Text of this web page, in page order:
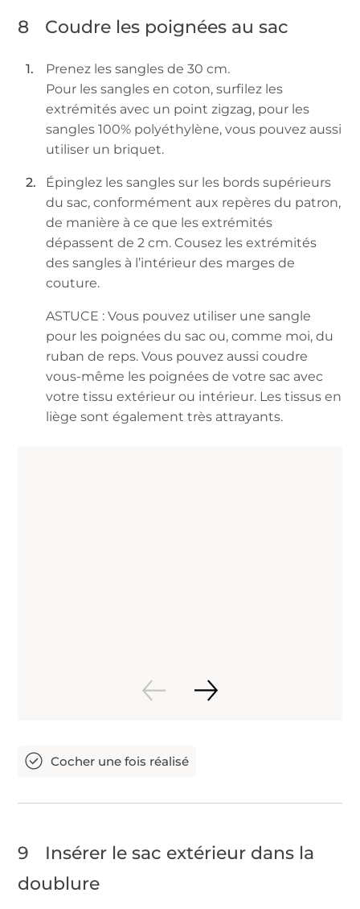
8 Coudre les poignées au sac
Prenez les sangles de 30 cm.
Pour les sangles en coton, surfilez les
extrémités avec un point zigzag, pour les
sangles 100% polyéthylène, vous pouvez aussi
utiliser un briquet.
Épinglez les sangles sur les bords supérieurs
du sac, conformément aux repères du patron,
de manière à ce que les extrémités
dépassent de 2 cm. Cousez les extrémités
des sangles à l’intérieur des marges de
couture.
ASTUCE : Vous pouvez utiliser une sangle
pour les poignées du sac ou, comme moi, du
ruban de reps. Vous pouvez aussi coudre
vous-même les poignées de votre sac avec
votre tissu extérieur ou intérieur. Les tissus en
liège sont également très attrayants.
9
Insérer le sac extérieur dans la
doublure